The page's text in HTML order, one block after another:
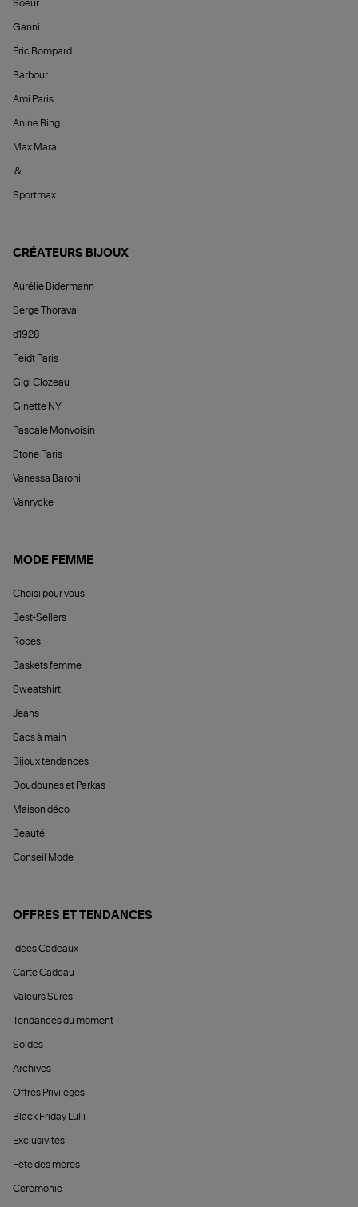
Soeur
Ganni
Éric Bompard
Barbour
Ami Paris
Anine Bing
Max Mara
&
Sportmax
CRÉATEURS BIJOUX
Aurélie Bidermann
Serge Thoraval
d1928
Feidt Paris
Gigi Clozeau
Ginette NY
Pascale Monvoisin
Stone Paris
Vanessa Baroni
Vanrycke
MODE FEMME
Choisi pour vous
Best-Sellers
Robes
Baskets femme
Sweatshirt
Jeans
Sacs à main
Bijoux tendances
Doudounes et Parkas
Maison déco
Beauté
Conseil Mode
OFFRES ET TENDANCES
Idées Cadeaux
Carte Cadeau
Valeurs Sûres
Tendances du moment
Soldes
Archives
Offres Privilèges
Black Friday Lulli
Exclusivités
Fête des mères
Cérémonie